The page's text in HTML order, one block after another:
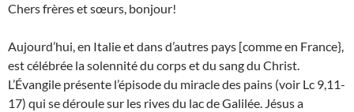
Chers frères et sœurs, bonjour!
Aujourd’hui, en Italie et dans d’autres pays [comme en France},
est célébrée la solennité du corps et du sang du Christ.
L’Évangile présente l’épisode du miracle des pains (voir Lc 9,11-
17) qui se déroule sur les rives du lac de Galilée. Jésus a